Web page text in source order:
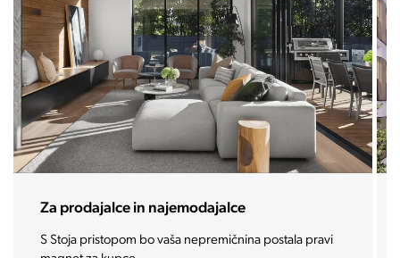
Za prodajalce in najemodajalce
S Stoja pristopom bo vaša nepremičnina postala pravi